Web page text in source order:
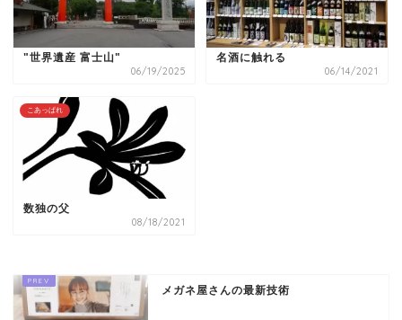
"世界遺産 富士山"
06/19/2025
名酒に触れる
06/14/2021
こあっぱれ
数独の父
08/18/2021
メガネ屋さんの最新技術